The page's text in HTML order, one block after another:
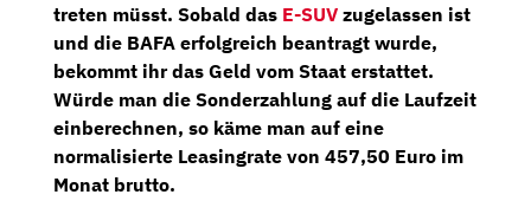
treten müsst. Sobald das E-SUV zugelassen ist
und die BAFA erfolgreich beantragt wurde,
bekommt ihr das Geld vom Staat erstattet.
Würde man die Sonderzahlung auf die Laufzeit
einberechnen, so käme man auf eine
normalisierte Leasingrate von 457,50 Euro im
Monat brutto.